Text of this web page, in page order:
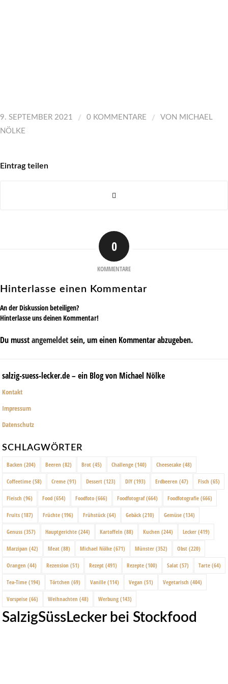
9. SEPTEMBER 2021 / 0 KOMMENTARE / VON MICHAEL
NÖLKE
Eintrag teilen
0
KOMMENTARE
Hinterlasse einen Kommentar
An der Diskussion beteiligen?
Hinterlasse uns deinen Kommentar!
Du musstangemeldetsein, um einen Kommentar abzugeben.
salzig-suess-lecker.de – ein Blog von Michael Nölke
Kontakt
Impressum
Datenschutz
SCHLAGWÖRTER
Backen (204) Beeren (82) Brot (45) Challenge (140) Cheesecake (48)
Coffeetime (58) Creme (91) Dessert (123) DIY (193) Erdbeeren (47) Fisch (65)
Fleisch (96) Food (654) Foodfoto (666) Foodfotograf(664) Foodfotografie (666)
Fruits (187) Früchte (196) Frühstück (64) Gebäck (210) Gemüse (134)
Genuss (357) Hauptgerichte (244) Kartoffeln (88) Kuchen (244) Lecker (419)
Marzipan (42) Meat (88) Michael Nölke (671) Münster (352) Obst (220)
Orangen (44) Rezension (51) Rezept (491) Rezepte (100) Salat (57) Tarte (64)
Tea-Time (194) Törtchen (69) Vanille (114) Vegan (51) Vegetarisch (404)
Vorspeise (66) Weihnachten (48) Werbung (143)
SalzigSüssLecker bei Stockfood